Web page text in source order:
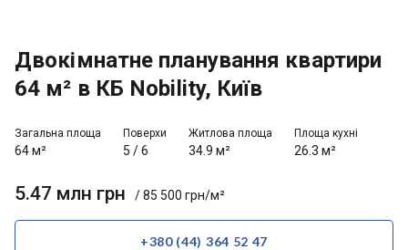
Двокімнатне планування квартири
64 м² в КБ Nobility, Київ
Загальна площа
64 м²
Поверхи
5 /6
Житлова площа
34.9 м²
Площа кухні
26.3 м²
5.47 млн грн / 85 500 грн/м²
+380 (44) 364 52 47